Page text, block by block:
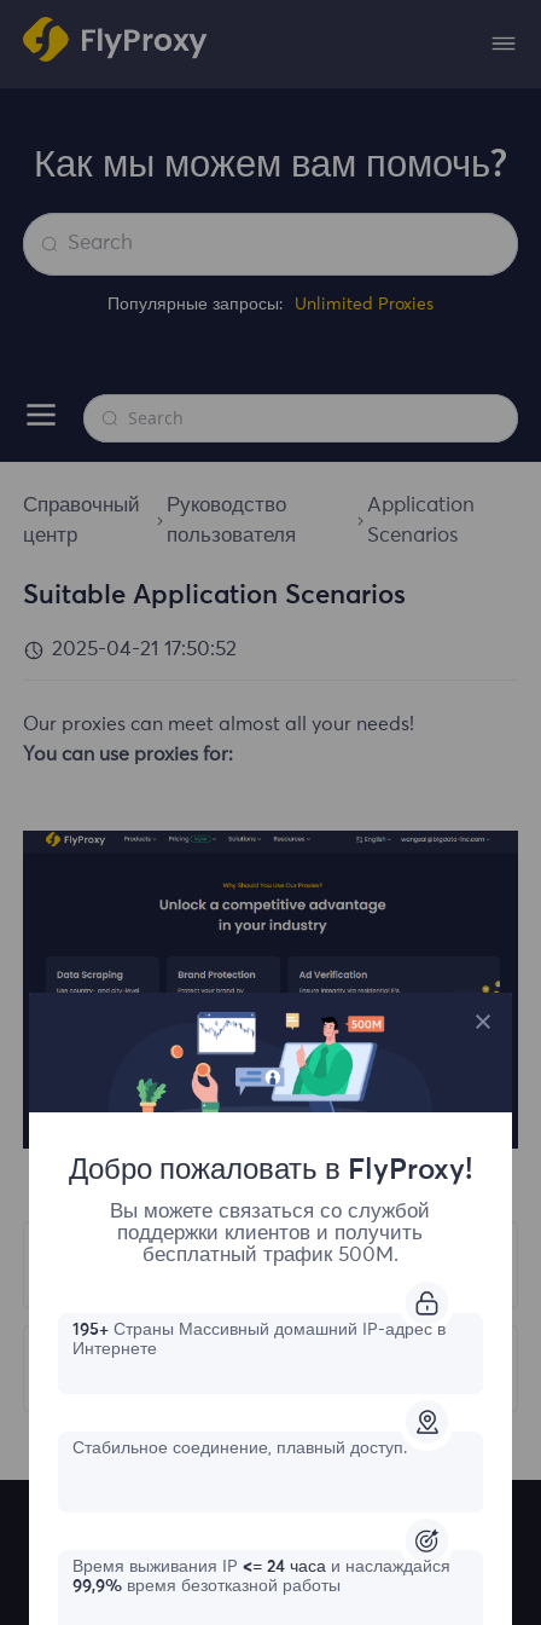
Как мы можем вам помочь?
Популярные запросы: Unlimited Proxies
Справочный
центр
Руководство
пользователя
Application
Scenarios
Suitable Application Scenarios
2025-04-21 17:50:52
Our proxies can meet almost all your needs!
You can use proxies for:
Следующий
Добро пожаловать в FlyProxy!
Вы можете связаться со службой
поддержки клиентов и получить
бесплатный трафик 500M.
195+Страны Массивный домашний IP-адрес в
Интернете
Стабильное соединение, плавный доступ.
Время выживания IP <= 24 часа и наслаждайся
99,9%время безотказной работы